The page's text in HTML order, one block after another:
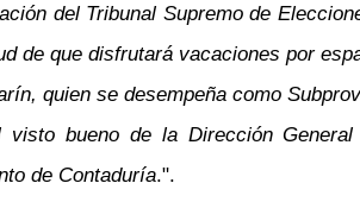
del Tribunal Supremo de
de que disfrutará vacaciones por
quien se desempeña como
bueno de la Dirección
de Contaduría.".